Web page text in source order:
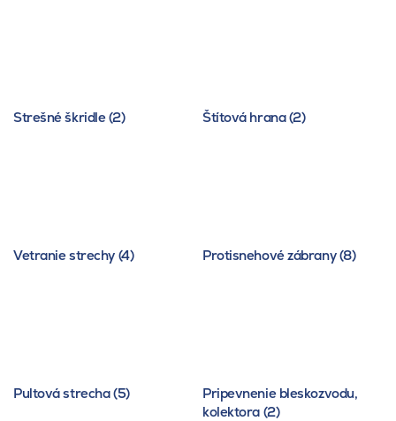
Strešné škridle (2) Štítová hrana (2)
Vetranie strechy (4) Protisnehové zábrany (8)
Pultová strecha (5)
Pripevnenie bleskozvodu,
kolektora (2)